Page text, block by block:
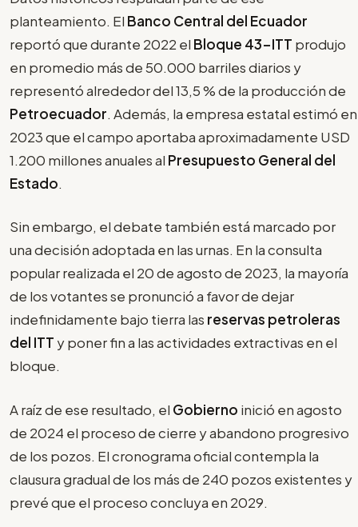
planteamiento. El Banco Central del Ecuador
reportó que durante 2022 el Bloque 43-ITT produjo
en promedio más de 50.000 barriles diarios y
representó alrededor del 13,5 % de la producción de
Petroecuador. Además, la empresa estatal estimó en
2023 que el campo aportaba aproximadamente USD
1.200 millones anuales al Presupuesto General del
Estado.
Sin embargo, el debate también está marcado por
una decisión adoptada en las urnas. En la consulta
popular realizada el 20 de agosto de 2023, la mayoría
de los votantes se pronunció a favor de dejar
indefinidamente bajo tierra las reservas petroleras
del ITT y poner fin a las actividades extractivas en el
bloque.
A raíz de ese resultado, el Gobierno inició en agosto
de 2024 el proceso de cierre y abandono progresivo
de los pozos. El cronograma oficial contempla la
clausura gradual de los más de 240 pozos existentes y
prevé que el proceso concluya en 2029.